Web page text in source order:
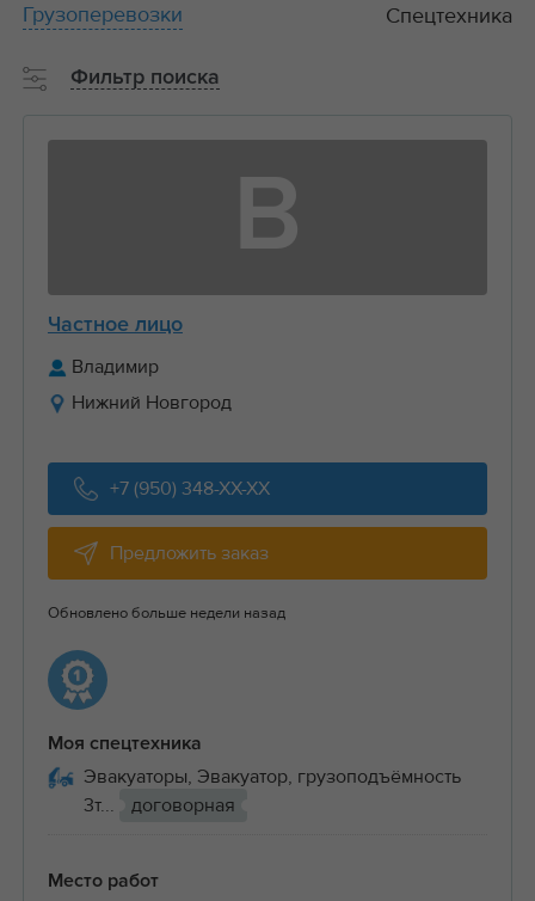
В
Частное лицо
Владимир
Нижний Новгород
+7 (950) 348-XX-XX
Предложить заказ
Обновлено больше недели назад
Моя спецтехника
Эвакуаторы, Эвакуатор, грузоподъёмность
3т...
договорная
Место работ
Грузоперевозки Спецтехника
Фильтр поиска